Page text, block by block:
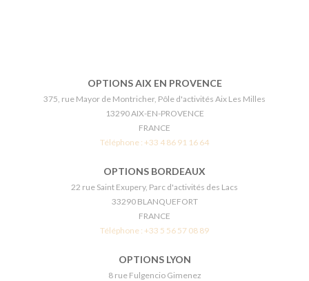
OPTIONS AIX EN PROVENCE
375, rue Mayor de Montricher, Pôle d'activités Aix Les Milles
13290 AIX-EN-PROVENCE
FRANCE
Téléphone : +33 4 86 91 16 64
OPTIONS BORDEAUX
22 rue Saint Exupery, Parc d'activités des Lacs
33290 BLANQUEFORT
FRANCE
Téléphone : +33 5 56 57 08 89
OPTIONS LYON
8 rue Fulgencio Gimenez